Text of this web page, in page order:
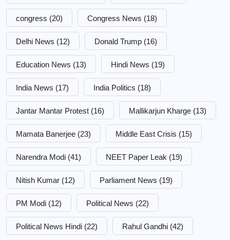
congress (20) Congress News (18)
Delhi News (12) Donald Trump (16)
Education News (13) Hindi News (19)
India News (17) India Politics (18)
Jantar Mantar Protest (16) Mallikarjun Kharge (13)
Mamata Banerjee (23) Middle East Crisis (15)
Narendra Modi (41) NEET Paper Leak (19)
Nitish Kumar (12) Parliament News (19)
PM Modi (12) Political News (22)
Political News Hindi (22) Rahul Gandhi (42)